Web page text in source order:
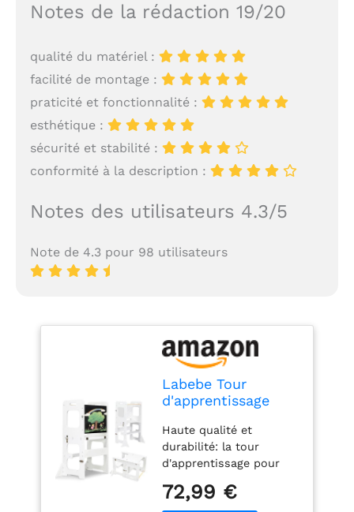
Notes de la rédaction 19/20
qualité du matériel :
facilité de montage :
praticité et fonctionnalité :
esthétique :
sécurité et stabilité :
conformité à la description :
Notes des utilisateurs 4.3/5
Note de 4.3 pour 98 utilisateurs
Labebe Tour
d'apprentissage
Tour d Observation
Pliable, Pieds Anti-
Bascule 2 en 1 Tour
d'apprentissage
Montessori Tour
Haute qualité et
durabilité: la tour
d'apprentissage pour
en bois MDF de haute
72,99 €